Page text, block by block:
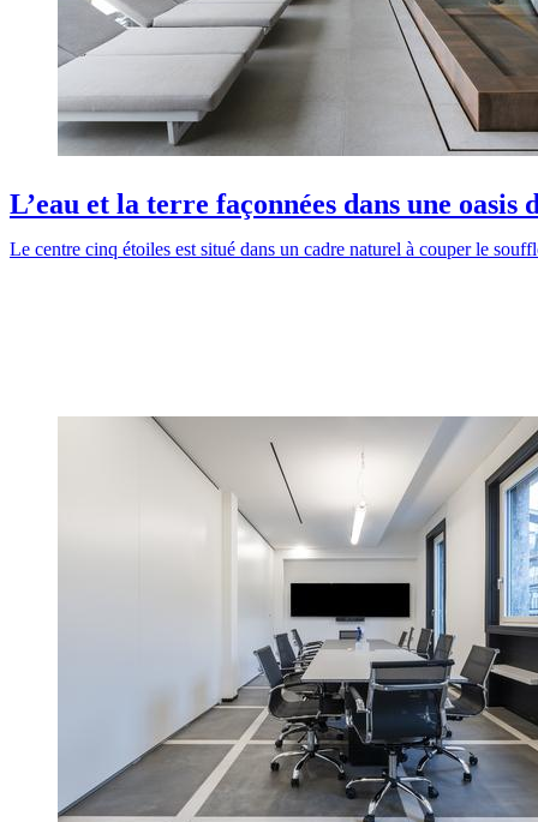
L’eau et la terre façonnées dans une oasis
Le centre cinq étoiles est situé dans un cadre naturel à couper le